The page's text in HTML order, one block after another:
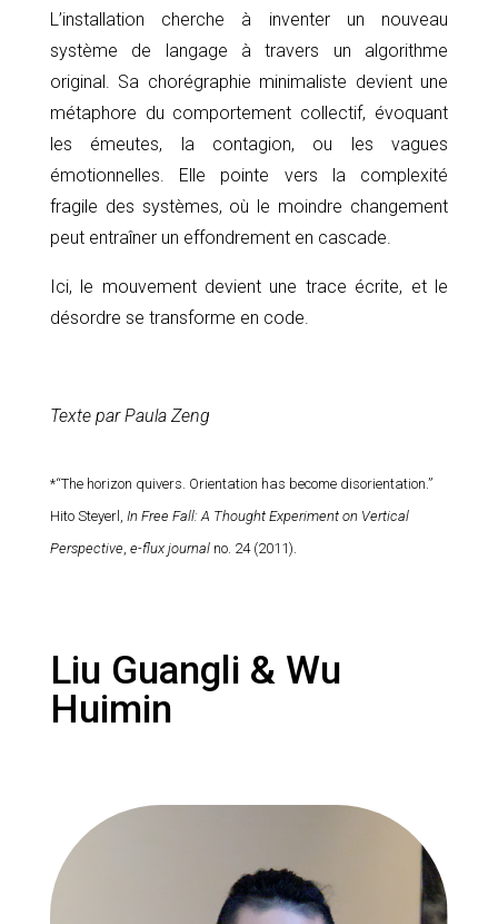
L’installation cherche à inventer un nouveau
système de langage à travers un algorithme
original. Sa chorégraphie minimaliste devient une
métaphore du comportement collectif, évoquant
les émeutes, la contagion, ou les vagues
émotionnelles. Elle pointe vers la complexité
fragile des systèmes, où le moindre changement
peut entraîner un effondrement en cascade.
Ici, le mouvement devient une trace écrite, et le
désordre se transforme en code.
Texte par Paula Zeng
*“The horizon quivers. Orientation has become disorientation.”
Hito Steyerl, In Free Fall: A Thought Experiment on Vertical
Perspective e-flux journalno. 24 (2011).
Liu Guangli & Wu
Huimin